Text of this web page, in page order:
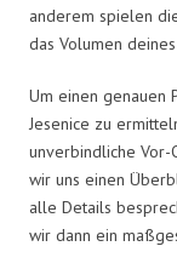
anderem spielen
das Volumen
Um einen genauen
Jesenice zu
unverbindliche Vor-
wir uns einen
alle Details
wir dann ein